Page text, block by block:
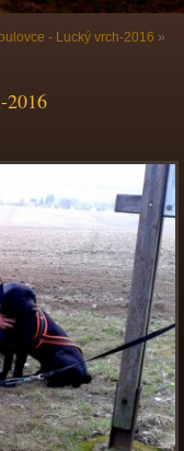
- Lucký vrch-2016 »
2016